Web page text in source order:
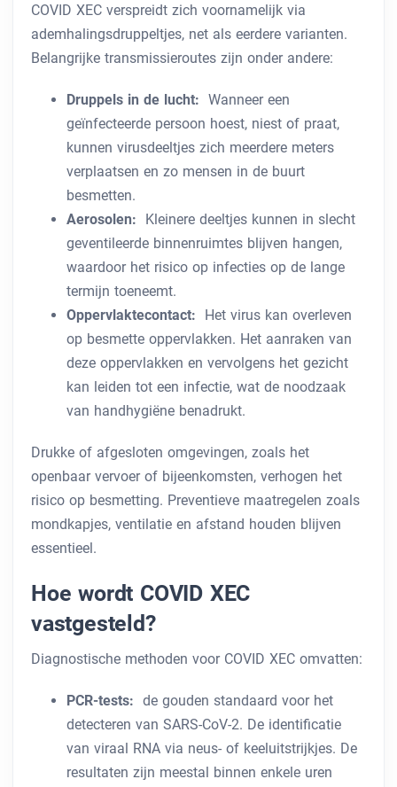
COVID XEC verspreidt zich voornamelijk via
ademhalingsdruppeltjes, net als eerdere varianten.
Belangrijke transmissieroutes zijn onder andere:
Druppels in de lucht: Wanneer een
geïnfecteerde persoon hoest, niest of praat,
kunnen virusdeeltjes zich meerdere meters
verplaatsen en zo mensen in de buurt
besmetten.
Aerosolen: Kleinere deeltjes kunnen in slecht
geventileerde binnenruimtes blijven hangen,
waardoor het risico op infecties op de lange
termijn toeneemt.
Oppervlaktecontact: Het virus kan overleven
op besmette oppervlakken. Het aanraken van
deze oppervlakken en vervolgens het gezicht
kan leiden tot een infectie, wat de noodzaak
van handhygiëne benadrukt.
Drukke of afgesloten omgevingen, zoals het
openbaar vervoer of bijeenkomsten, verhogen het
risico op besmetting. Preventieve maatregelen zoals
mondkapjes, ventilatie en afstand houden blijven
essentieel.
Hoe wordt COVID XEC
vastgesteld?
Diagnostische methoden voor COVID XEC omvatten:
PCR-tests: de gouden standaard voor het
detecteren van SARS-CoV-2. De identificatie
van viraal RNA via neus- of keeluitstrijkjes. De
resultaten zijn meestal binnen enkele uren